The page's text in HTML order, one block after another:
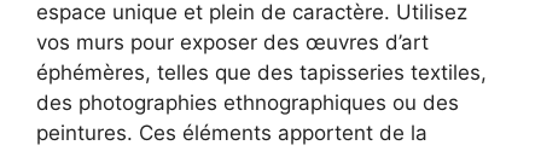
espace unique et plein de caractère. Utilisez
vos murs pour exposer des œuvres d’art
éphémères, telles que des tapisseries textiles,
des photographies ethnographiques ou des
peintures. Ces éléments apportent de la